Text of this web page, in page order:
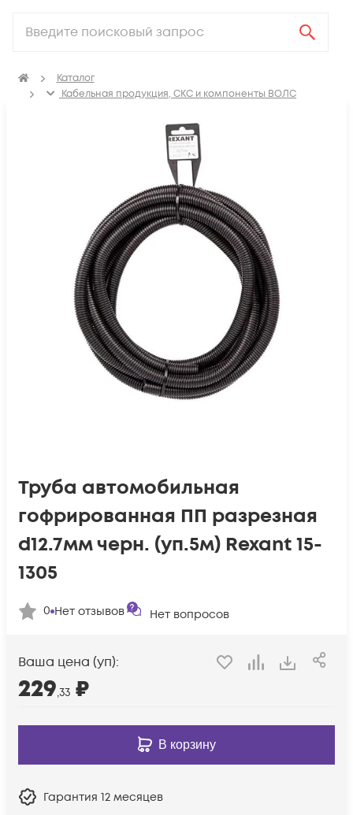
Каталог
Кабельная продукция, СКС и компоненты ВОЛС
Трубы для прокладки кабеля
Труба автомобильная
гофрированная ПП разрезная
d12.7мм черн. (уп.5м) Rexant 15-
1305
0 Нет отзывов Нет вопросов
Ваша цена (уп):
229,33 ₽
В корзину
Гарантия 12 месяцев